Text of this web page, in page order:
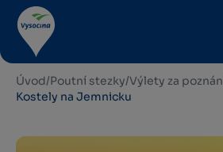
Úvod/Poutní stezky/Výlety za
Kostely na Jemnicku